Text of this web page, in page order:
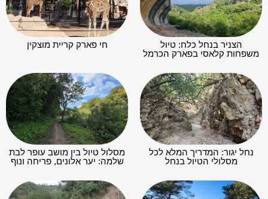
הצניר בנחל כלח: טיול
משפחות קלאסי בפארק הכרמל
חי פארק קריית מוצקין
נחל יגור: המדריך המלא לכל
מסלולי הטיול בנחל
מסלול טיול בין מושב עופר לבת
שלמה: יער אלונים, פריחה ונוף